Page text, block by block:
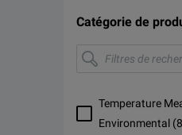
Infrared Systems
Catégorie de
Filtres
de
recherche...
Temperature
Environmental (